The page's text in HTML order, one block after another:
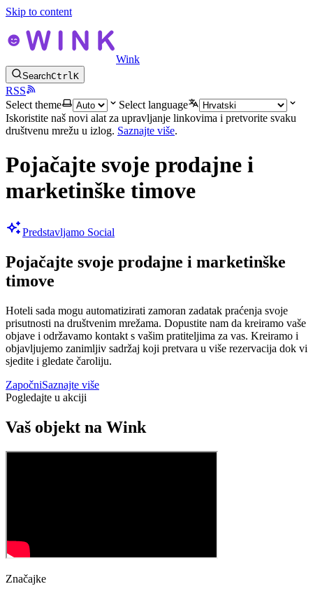
Skip to content
Wink
SearchCtrlK
RSS
Select theme
Select language
Iskoristite naš novi alat za upravljanje linkovima i pretvorite svaku
društvenu mrežu u izlog. Saznajte više.
Pojačajte svoje prodajne i
marketinške timove
Predstavljamo Social
Pojačajte svoje prodajne i marketinške
timove
Hoteli sada mogu automatizirati zamoran zadatak praćenja svoje
prisutnosti na društvenim mrežama. Dopustite nam da kreiramo vaše
objave i održavamo kontakt s vašim pratiteljima za vas. Kreiramo i
objavljujemo zanimljiv sadržaj koji pretvara u više rezervacija dok vi
sjedite i gledate čaroliju.
ZapočniSaznajte više
Pogledajte u akciji
Vaš objekt na Wink
Značajke